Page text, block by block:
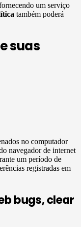
um serviço
também poderá
suas
no computador
navegador de internet
um período de
registradas em
bugs, clear